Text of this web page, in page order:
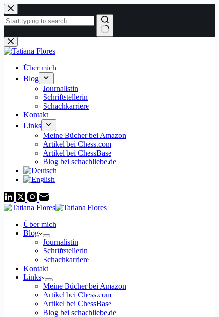
Zum
Inhalt
springen
Keine
Ergebnisse
Über mich
Blog
Journalistin
Schriftstellerin
Schachkarriere
Kontakt
Links
Meine Bücher bei Amazon
Artikel bei Chess.com
Artikel bei ChessBase
Blog bei schachliebe.de
Über mich
Blog
Journalistin
Schriftstellerin
Schachkarriere
Kontakt
Links
Meine Bücher bei Amazon
Artikel bei Chess.com
Artikel bei ChessBase
Blog bei schachliebe.de